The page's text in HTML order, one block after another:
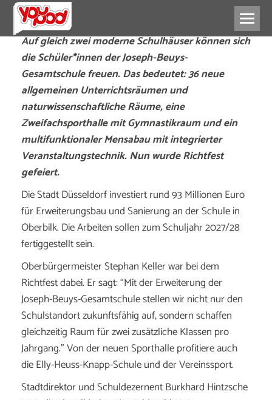
Auf gleich zwei moderne Schulhäuser können sich
die Schüler*innen der Joseph-Beuys-
Gesamtschule freuen. Das bedeutet: 36 neue
allgemeinen Unterrichtsräumen und
naturwissenschaftliche Räume, eine
Zweifachsporthalle mit Gymnastikraum und ein
multifunktionaler Mensabau mit integrierter
Veranstaltungstechnik. Nun wurde Richtfest
gefeiert.
Die Stadt Düsseldorf investiert rund 93 Millionen Euro
für Erweiterungsbau und Sanierung an der Schule in
Oberbilk. Die Arbeiten sollen zum Schuljahr 2027/28
fertiggestellt sein.
Oberbürgermeister Stephan Keller war bei dem
Richtfest dabei. Er sagt: “Mit der Erweiterung der
Joseph-Beuys-Gesamtschule stellen wir nicht nur den
Schulstandort zukunftsfähig auf, sondern schaffen
gleichzeitig Raum für zwei zusätzliche Klassen pro
Jahrgang.” Von der neuen Sporthalle profitiere auch
die Elly-Heuss-Knapp-Schule und der Vereinssport.
Stadtdirektor und Schuldezernent Burkhard Hintzsche